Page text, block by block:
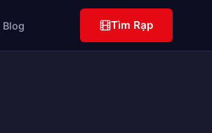
Blog Tìm Rạp